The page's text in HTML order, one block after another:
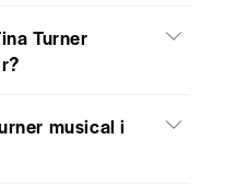
Turner
musical i